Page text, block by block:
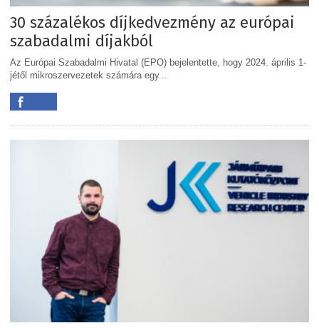
30 százalékos díjkedvezmény az európai
szabadalmi díjakból
Az Európai Szabadalmi Hivatal (EPO) bejelentette, hogy 2024. április 1-
jétől mikroszervezetek számára egy...